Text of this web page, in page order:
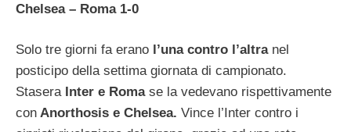
Chelsea – Roma 1-0
Solo tre giorni fa erano l’una contro l’altranel
posticipo della settima giornata di campionato.
Stasera Inter e Roma se la vedevano rispettivamente
con Anorthosis e Chelsea. Vince l’Inter contro i